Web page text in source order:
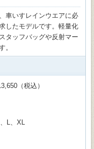
車いすレインウエアに必
したモデルです。軽量化
タッフバッグや反射マー
。
（税込）
L、XL